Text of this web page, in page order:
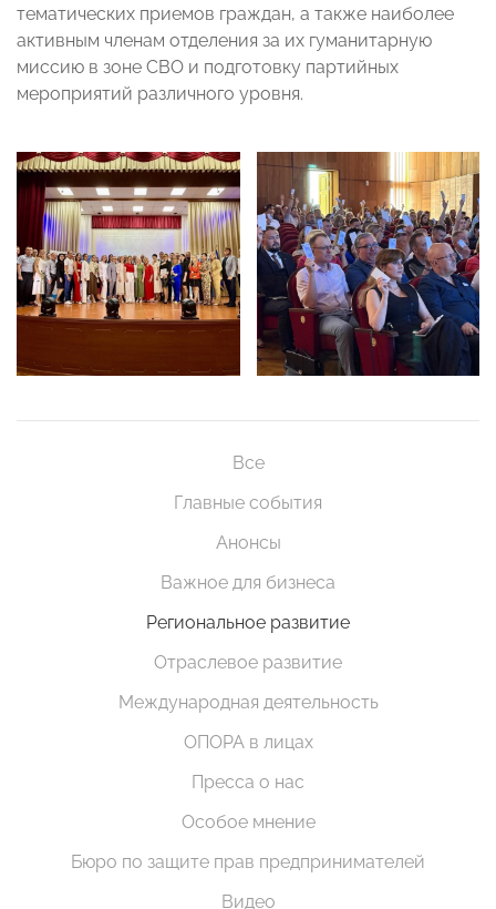
тематических приемов граждан, а также наиболее
активным членам отделения за их гуманитарную
миссию в зоне СВО и подготовку партийных
мероприятий различного уровня.
Все
Главные события
Анонсы
Важное для бизнеса
Региональное развитие
Отраслевое развитие
Международная деятельность
ОПОРА в лицах
Пресса о нас
Особое мнение
Бюро по защите прав предпринимателей
Видео